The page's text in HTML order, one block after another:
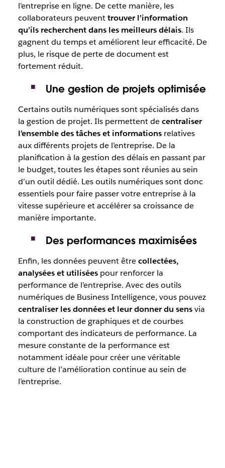
l’entreprise en ligne. De cette manière, les
collaborateurs peuventtrouver l’information
qu’ils recherchent dans les meilleurs délais. Ils
gagnent du temps et améliorent leur efficacité. De
plus, le risque de perte de document est
fortement réduit.
Une gestion de projets optimisée
Certains outils numériques sont spécialisés dans
la gestion de projet. Ils permettent decentraliser
l’ensemble des tâches et informationsrelatives
aux différents projets de l’entreprise. De la
planification à la gestion des délais en passant par
le budget, toutes les étapes sont réunies au sein
d’un outil dédié. Les outils numériques sont donc
essentiels pour faire passer votre entreprise à la
vitesse supérieure et accélérer sa croissance de
manière importante.
Des performances maximisées
Enfin, les données peuvent êtrecollectées,
analysées et utiliséespour renforcer la
performance de l’entreprise. Avec des outils
numériques de Business Intelligence, vous pouvez
centraliser les données et leur donner du sensvia
la construction de graphiques et de courbes
comportant des indicateurs de performance. La
mesure constante de la performance est
notamment idéale pour créer une véritable
culture de l’amélioration continue au sein de
l’entreprise.